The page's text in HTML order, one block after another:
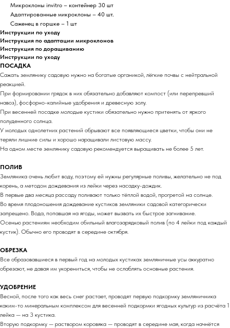
Микроклоны invitro – контейнер 30 шт
Адаптированные микроклоны – 40 шт.
Саженец в горшке – 1 шт
Инструкции по уходу
Инструкция по адаптации микроклонов
Инструкция по доращиванию
Инструкции по уходу
ПОСАДКА
Сажать землянику садовую нужно на богатые органикой, лёгкие почвы с нейтральной
реакцией.
При формировании грядок в них обязательно добавляют компост (или перепревший
навоз), фосфорно-калийные удобрения и древесную золу.
При весенней посадке молодые кустики обязательно нужно притенять от яркого
полуденного солнца.
У молодых однолетних растений обрывают все появляющиеся цветки, чтобы они не
теряли лишние силы и хорошо наращивали листовую массу.
На одном месте землянику садовую рекомендуется выращивать не более 5 лет.
ПОЛИВ
Земляника очень любит воду, поэтому ей нужны регулярные поливы, желательно не под
корень, а методом дождевания из лейки через насадку-дождик.
В первые два месяца рассаду поливают только тёплой водой, прогретой на солнце.
Во время плодоношения дождевание кустиков земляники садовой категорически
запрещено. Вода, попавшая на ягоды, может вызвать их быстрое загнивание.
Осенью растениям необходим обильный влагозарядковый полив (по 4 лейки под каждый
кустик). Обычно его проводят в середине октября.
ОБРЕЗКА
Все образовавшиеся в первый год на молодых кустиках земляничные усы аккуратно
обрезают, не давая им укорениться, чтобы не ослаблять основные растения.
УДОБРЕНИЕ
Весной, после того как весь снег растает, проводят первую подкормку земляничника
каким-то минеральным комплексом для весенней подкормки ягодных культур из расчёта 1
лейка — на 3 кустика.
Вторую подкормку — раствором коровяка — проводят в середине мая, когда начнётся